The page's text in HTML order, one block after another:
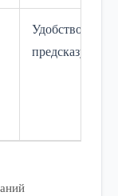
Удобство и